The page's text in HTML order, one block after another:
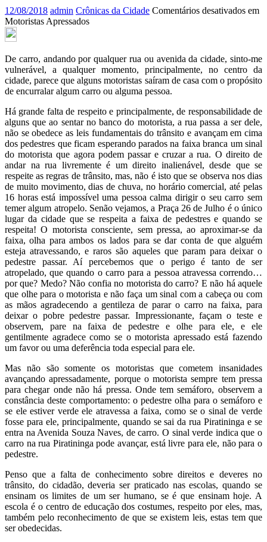
12/08/2018 admin Crônicas da Cidade Comentários desativados em
Motoristas Apressados
De carro, andando por qualquer rua ou avenida da cidade, sinto-me
vulnerável, a qualquer momento, principalmente, no centro da
cidade, parece que alguns motoristas saíram de casa com o propósito
de encurralar algum carro ou alguma pessoa.
Há grande falta de respeito e principalmente, de responsabilidade de
alguns que ao sentar no banco do motorista, a rua passa a ser dele,
não se obedece as leis fundamentais do trânsito e avançam em cima
dos pedestres que ficam esperando parados na faixa branca um sinal
do motorista que agora podem passar e cruzar a rua. O direito de
andar na rua livremente é um direito inalienável, desde que se
respeite as regras de trânsito, mas, não é isto que se observa nos dias
de muito movimento, dias de chuva, no horário comercial, até pelas
16 horas está impossível uma pessoa calma dirigir o seu carro sem
temer algum atropelo. Senão vejamos, a Praça 26 de Julho é o único
lugar da cidade que se respeita a faixa de pedestres e quando se
respeita! O motorista consciente, sem pressa, ao aproximar-se da
faixa, olha para ambos os lados para se dar conta de que alguém
esteja atravessando, e raros são aqueles que param para deixar o
pedestre passar. Aí percebemos que o perigo é tanto de ser
atropelado, que quando o carro para a pessoa atravessa correndo…
por que? Medo? Não confia no motorista do carro? E não há aquele
que olhe para o motorista e não faça um sinal com a cabeça ou com
as mãos agradecendo a gentileza de parar o carro na faixa, para
deixar o pobre pedestre passar. Impressionante, façam o teste e
observem, pare na faixa de pedestre e olhe para ele, e ele
gentilmente agradece como se o motorista apressado está fazendo
um favor ou uma deferência toda especial para ele.
Mas não são somente os motoristas que cometem insanidades
avançando apressadamente, porque o motorista sempre tem pressa
para chegar onde não há pressa. Onde tem semáforo, observem a
constância deste comportamento: o pedestre olha para o semáforo e
se ele estiver verde ele atravessa a faixa, como se o sinal de verde
fosse para ele, principalmente, quando se sai da rua Piratininga e se
entra na Avenida Souza Naves, de carro. O sinal verde indica que o
carro na rua Piratininga pode avançar, está livre para ele, não para o
pedestre.
Penso que a falta de conhecimento sobre direitos e deveres no
trânsito, do cidadão, deveria ser praticado nas escolas, quando se
ensinam os limites de um ser humano, se é que ensinam hoje. A
escola é o centro de educação dos costumes, respeito por eles, mas,
também pelo reconhecimento de que se existem leis, estas tem que
ser obedecidas.